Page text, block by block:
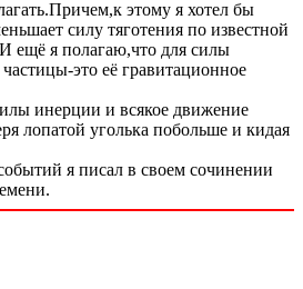
этому я хотел бы
силу тяготения по известной
ещё я полагаю,что для силы
это её гравитационное
инерции и всякое движение
лопатой уголька побольше и кидая
я писал в своем сочинении